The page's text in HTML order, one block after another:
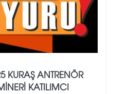
KURAŞ ANTRENÖR
KATILIMCI